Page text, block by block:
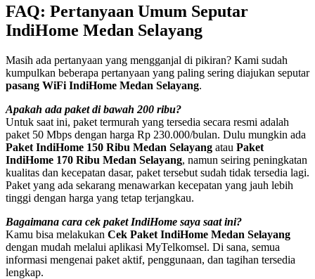
FAQ: Pertanyaan Umum Seputar
IndiHome Medan Selayang
Masih ada pertanyaan yang mengganjal di pikiran? Kami sudah
kumpulkan beberapa pertanyaan yang paling sering diajukan seputar
pasang WiFi IndiHome Medan Selayang.
Apakah ada paket di bawah 200 ribu?
Untuk saat ini, paket termurah yang tersedia secara resmi adalah
paket 50 Mbps dengan harga Rp 230.000/bulan. Dulu mungkin ada
Paket IndiHome 150 Ribu Medan Selayang atau Paket
IndiHome 170 Ribu Medan Selayang, namun seiring peningkatan
kualitas dan kecepatan dasar, paket tersebut sudah tidak tersedia lagi.
Paket yang ada sekarang menawarkan kecepatan yang jauh lebih
tinggi dengan harga yang tetap terjangkau.
Bagaimana cara cek paket IndiHome saya saat ini?
Kamu bisa melakukan Cek Paket IndiHome Medan Selayang
dengan mudah melalui aplikasi MyTelkomsel. Di sana, semua
informasi mengenai paket aktif, penggunaan, dan tagihan tersedia
lengkap.